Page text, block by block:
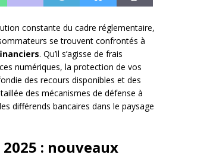
constante du cadre réglementaire,
se trouvent confrontés à
. Qu’il s’agisse de frais
numériques, la protection de vos
des recours disponibles et des
des mécanismes de défense à
différends bancaires dans le paysage
: nouveaux